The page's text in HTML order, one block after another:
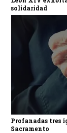
solidaridad
Profanadas tres
Sacramento